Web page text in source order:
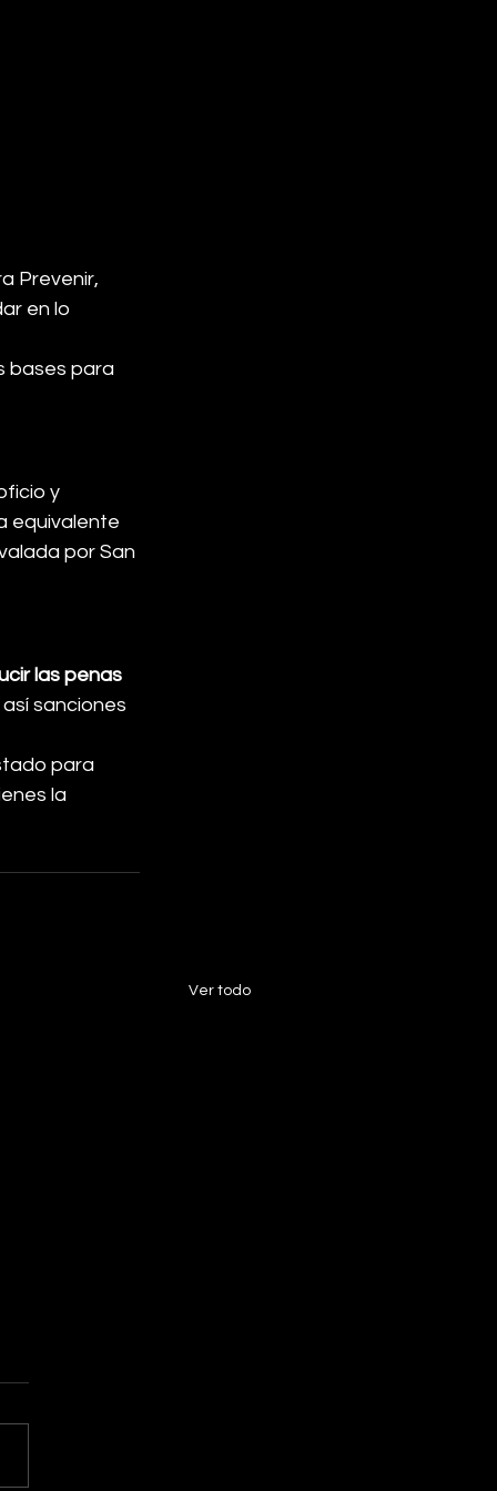
Prevenir,
en lo
bases para
y
equivalente
por San
las penas
sanciones
para
la
Ver todo